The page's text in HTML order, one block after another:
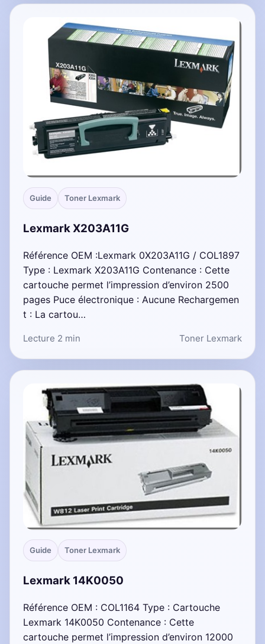
Guide Toner Lexmark
Lexmark X203A11G
Référence OEM :Lexmark 0X203A11G / COL1897
Type : Lexmark X203A11G Contenance : Cette
cartouche permet l’impression d’environ 2500
pages Puce électronique : Aucune Rechargemen
t : La cartou…
Lecture 2 min Toner Lexmark
Guide Toner Lexmark
Lexmark 14K0050
Référence OEM : COL1164 Type : Cartouche
Lexmark 14K0050 Contenance : Cette
cartouche permet l’impression d’environ 12000